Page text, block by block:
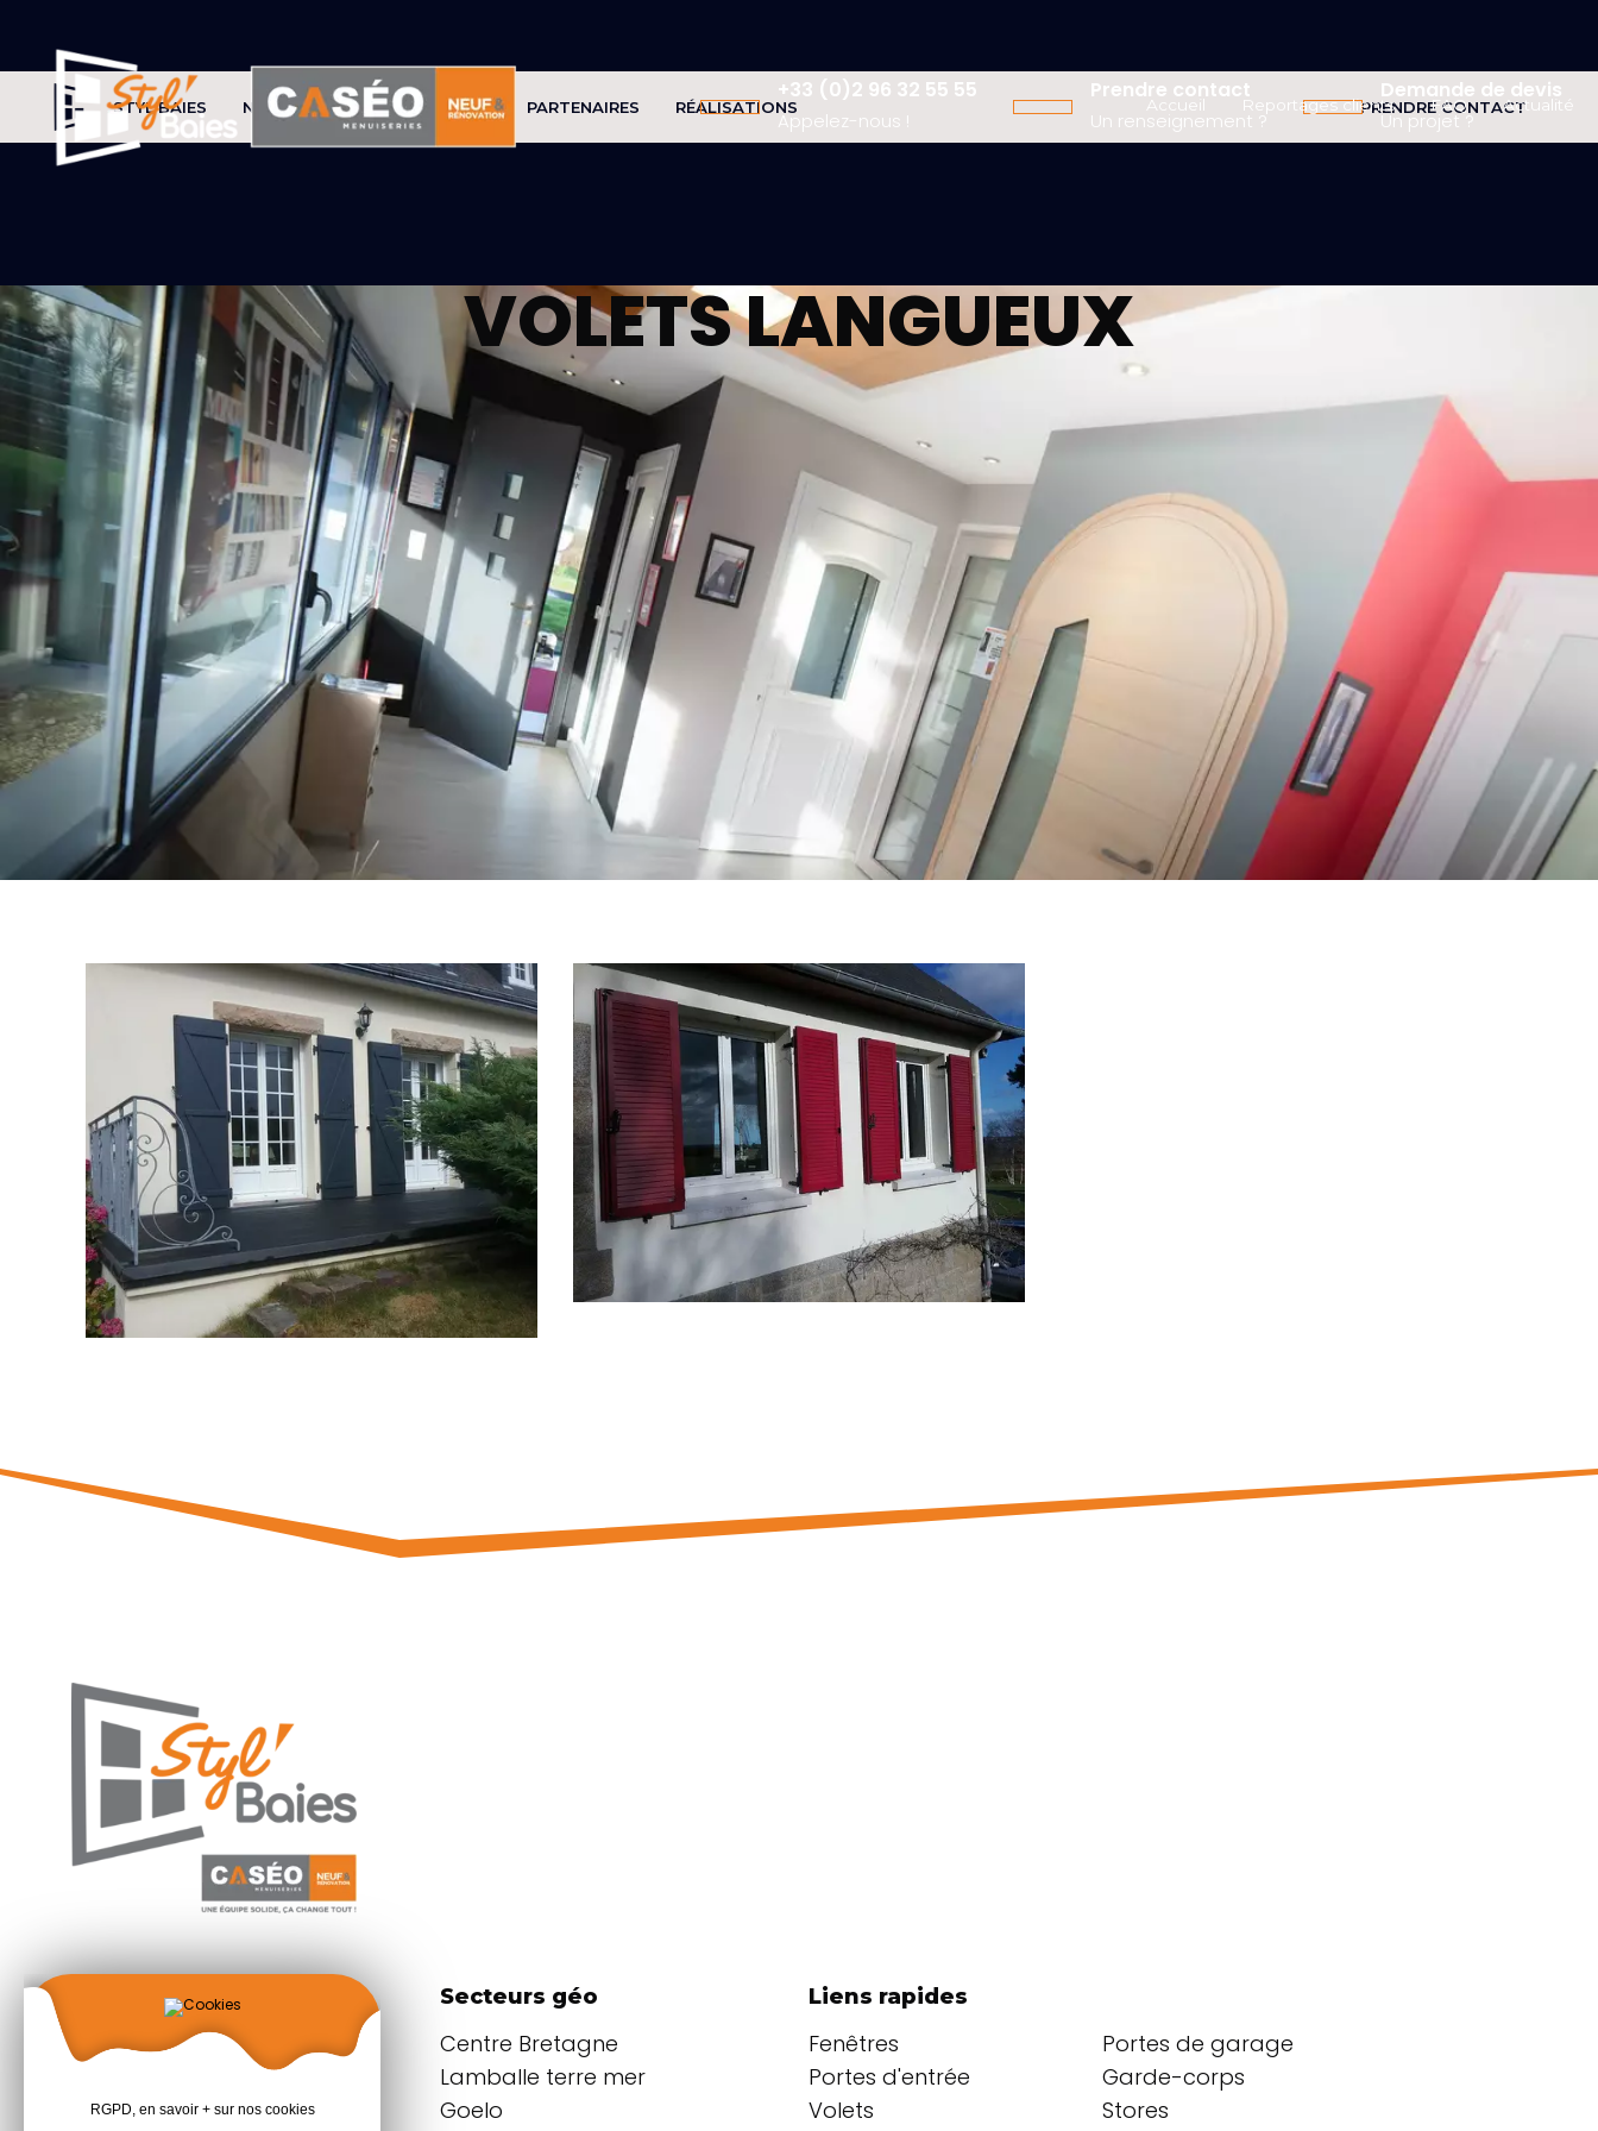
+33 (0)2 96 32 55 55
Appelez-nous !
Prendre contact
Un renseignement ?
Demande de devis
Un projet ?
Accueil Reportages clients FAQ Actualité
STYL'BAIES NOS PRODUITS CONSEILS PARTENAIRES RÉALISATIONS PRENDRE CONTACT
VOLETSLANGUEUX
Coordonnées
Parc d'activités
du Grand Plessis
22940 PLAINTEL
Secteurs géo
Centre Bretagne
Lamballe terre mer
Goelo
Liens rapides
Fenêtres
Portes d'entrée
Volets
Portes de garage
Garde-corps
Stores
RGPD, en savoir + sur nos cookies